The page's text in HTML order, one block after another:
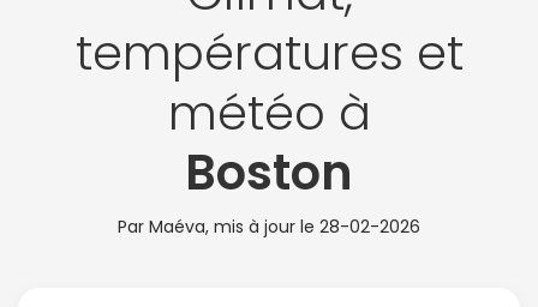
températures et
météo à
Boston
Par Maéva, mis à jour le 28-02-2026